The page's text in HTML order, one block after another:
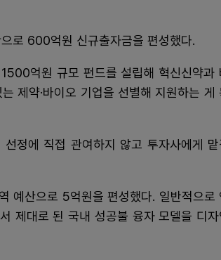
로 600억원 신규출자금을 편성했다.
억원 규모 펀드를 설립해 혁신신약과
제약·바이오 기업을 선별해 지원하는 게
정에 직접 관여하지 않고 투자사에게 맡
예산으로 5억원을 편성했다. 일반적으로
제대로 된 국내 성공불 융자 모델을 디자